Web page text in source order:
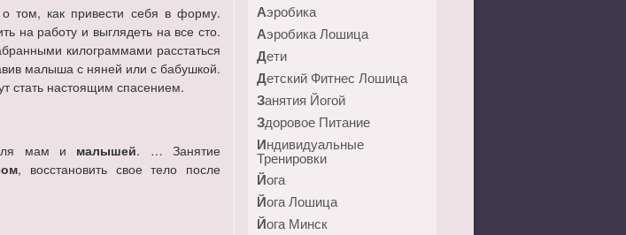
том, как привести себя в форму.
на работу и выглядеть на все сто.
килограммами расстаться
малыша с няней или с бабушкой.
стать настоящим спасением.
мам и малышей. … Занятие
, восстановить свое тело после
Аэробика
Аэробика Лошица
Дети
Детский Фитнес Лошица
Занятия Йогой
Здоровое Питание
Индивидуальные
Тренировки
Йога
Йога Лошица
Йога Минск